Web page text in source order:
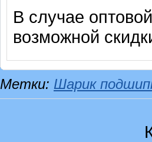
В случае
возможной
Метки: Шарик